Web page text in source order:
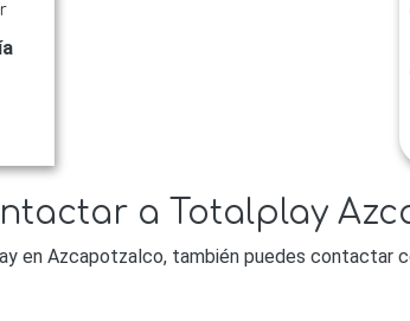
a Totalplay
en Azcapotzalco, también puedes contactar